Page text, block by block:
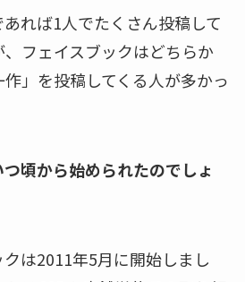
れば1人でたくさん投稿して
フェイスブックはどちらか
」を投稿してくる人が多かっ
つ頃から始められたのでしょ
は2011年5月に開始しまし